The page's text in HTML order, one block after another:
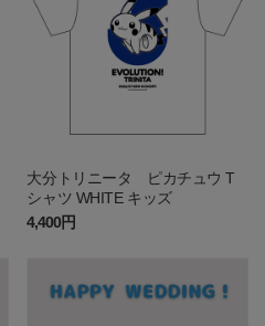
大分トリニータ ピカチュウ T
シャツ WHITE キッズ
4,400円